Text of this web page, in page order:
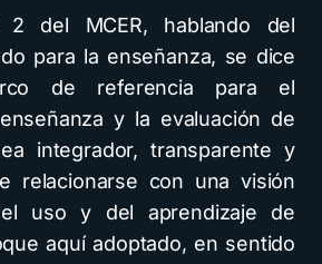
del MCER, hablando del
para la enseñanza, se dice
de referencia para el
y la evaluación de
integrador, transparente y
relacionarse con una visión
uso y del aprendizaje de
aquí adoptado, en sentido